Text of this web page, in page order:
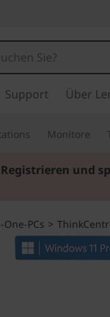
Support Über
Monitore
und
PCs >